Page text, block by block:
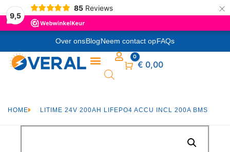
9,5
85 Reviews ×
Over onsBlogNeem contact opFAQs
Winkelwagen
0
€ 0,00
HOME LITIME 24V 200AH LIFEPO4 ACCU INCL 200A BMS